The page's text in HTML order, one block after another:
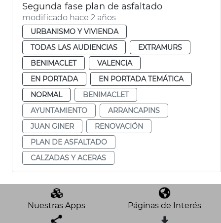
Segunda fase plan de asfaltado
modificado hace 2 años
URBANISMO Y VIVIENDA
TODAS LAS AUDIENCIAS
EXTRAMURS
BENIMACLET
VALENCIA
EN PORTADA
EN PORTADA TEMÁTICA
NORMAL
BENIMACLET
AYUNTAMIENTO
ARRANCAPINS
JUAN GINER
RENOVACIÓN
PLAN DE ASFALTADO
CALZADAS Y ACERAS
Nuestras Apps Páginas de Interés